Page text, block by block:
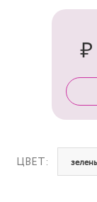
ЦВЕТ:
₽